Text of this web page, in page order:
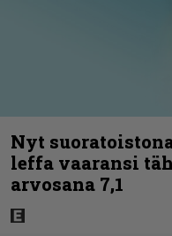
Nyt
leffa vaaransi
arvosana 7,1